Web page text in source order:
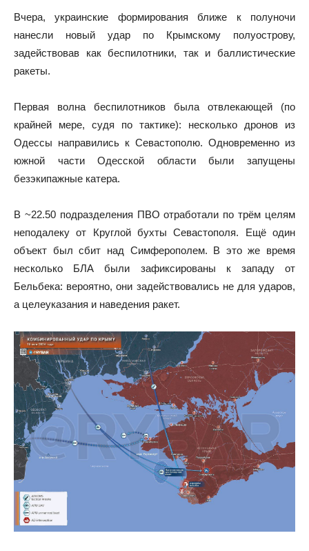
Вчера, украинские формирования ближе к полуночи
нанесли новый удар по Крымскому полуострову,
задействовав как беспилотники, так и баллистические
ракеты.
Первая волна беспилотников была отвлекающей (по
крайней мере, судя по тактике): несколько дронов из
Одессы направились к Севастополю. Одновременно из
южной части Одесской области были запущены
безэкипажные катера.
В ~22.50 подразделения ПВО отработали по трём целям
неподалеку от Круглой бухты Севастополя. Ещё один
объект был сбит над Симферополем. В это же время
несколько БЛА были зафиксированы к западу от
Бельбека: вероятно, они задействовались не для ударов,
а целеуказания и наведения ракет.